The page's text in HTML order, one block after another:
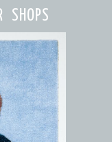
SHOPS